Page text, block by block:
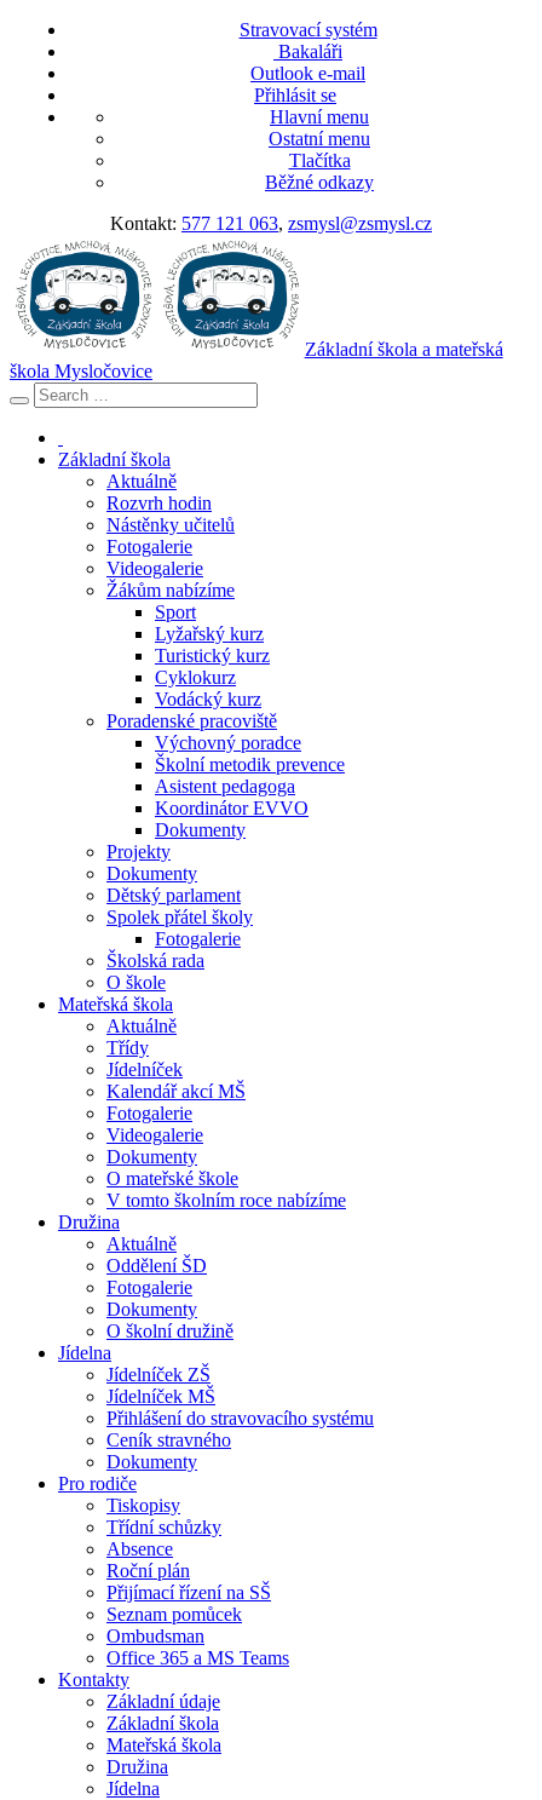
Stravovací systém
Bakaláři
Outlook e-mail
Přihlásit se
Hlavní menu
Ostatní menu
Tlačítka
Běžné odkazy
Kontakt: 577 121 063, zsmysl@zsmysl.cz
Základní škola a mateřská
škola Mysločovice
Základní škola
Aktuálně
Rozvrh hodin
Nástěnky učitelů
Fotogalerie
Videogalerie
Žákům nabízíme
Sport
Lyžařský kurz
Turistický kurz
Cyklokurz
Vodácký kurz
Poradenské pracoviště
Výchovný poradce
Školní metodik prevence
Asistent pedagoga
Koordinátor EVVO
Dokumenty
Projekty
Dokumenty
Dětský parlament
Spolek přátel školy
Fotogalerie
Školská rada
O škole
Mateřská škola
Aktuálně
Třídy
Jídelníček
Kalendář akcí MŠ
Fotogalerie
Videogalerie
Dokumenty
O mateřské škole
V tomto školním roce nabízíme
Družina
Aktuálně
Oddělení ŠD
Fotogalerie
Dokumenty
O školní družině
Jídelna
Jídelníček ZŠ
Jídelníček MŠ
Přihlášení do stravovacího systému
Ceník stravného
Dokumenty
Pro rodiče
Tiskopisy
Třídní schůzky
Absence
Roční plán
Přijímací řízení na SŠ
Seznam pomůcek
Ombudsman
Office 365 a MS Teams
Kontakty
Základní údaje
Základní škola
Mateřská škola
Družina
Jídelna